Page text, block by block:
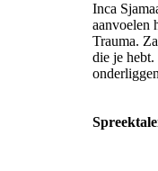
Inca
aanvoelen
Trauma.
die je